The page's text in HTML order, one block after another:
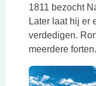
1811 bezocht
Later laat hij er
verdedigen.
meerdere forten.